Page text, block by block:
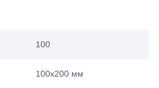
100
100х200 мм